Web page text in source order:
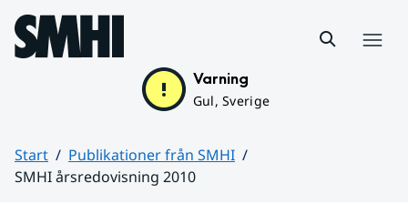
Hoppa till sidans innehåll
Varning
Gul, Sverige
Start
Publikationer från SMHI
SMHI årsredovisning 2010